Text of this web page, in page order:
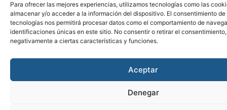
Para ofrecer las mejores experiencias, utilizamos tecnologías como las
almacenar y/o acceder a la información del dispositivo. El consentimiento de
tecnologías nos permitirá procesar datos como el comportamiento de
identificaciones únicas en este sitio. No consentir o retirar el
negativamente a ciertas características y funciones.
Aceptar
Denegar